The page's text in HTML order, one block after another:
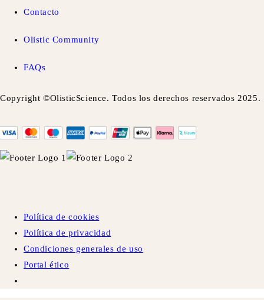
Contacto
Olistic Community
FAQs
Copyright ©OlisticScience. Todos los derechos reservados 2025.
Política de cookies
Política de privacidad
Condiciones generales de uso
Portal ético